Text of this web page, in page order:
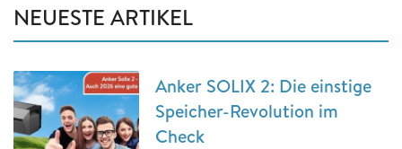
NEUESTE ARTIKEL
Anker SOLIX 2: Die einstige
Speicher-Revolution im
Check